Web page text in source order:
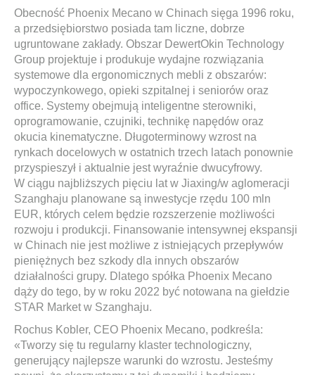
Obecność Phoenix Mecano w Chinach sięga 1996 roku,
a przedsiębiorstwo posiada tam liczne, dobrze
ugruntowane zakłady. Obszar DewertOkin Technology
Group projektuje i produkuje wydajne rozwiązania
systemowe dla ergonomicznych mebli z obszarów:
wypoczynkowego, opieki szpitalnej i seniorów oraz
office. Systemy obejmują inteligentne sterowniki,
oprogramowanie, czujniki, technikę napędów oraz
okucia kinematyczne. Długoterminowy wzrost na
rynkach docelowych w ostatnich trzech latach ponownie
przyspieszył i aktualnie jest wyraźnie dwucyfrowy.
W ciągu najbliższych pięciu lat w Jiaxing/w aglomeracji
Szanghaju planowane są inwestycje rzędu 100 mln
EUR, których celem będzie rozszerzenie możliwości
rozwoju i produkcji. Finansowanie intensywnej ekspansji
w Chinach nie jest możliwe z istniejących przepływów
pieniężnych bez szkody dla innych obszarów
działalności grupy. Dlatego spółka Phoenix Mecano
dąży do tego, by w roku 2022 być notowana na giełdzie
STAR Market w Szanghaju.
Rochus Kobler, CEO Phoenix Mecano, podkreśla:
«Tworzy się tu regularny klaster technologiczny,
generujący najlepsze warunki do wzrostu. Jesteśmy